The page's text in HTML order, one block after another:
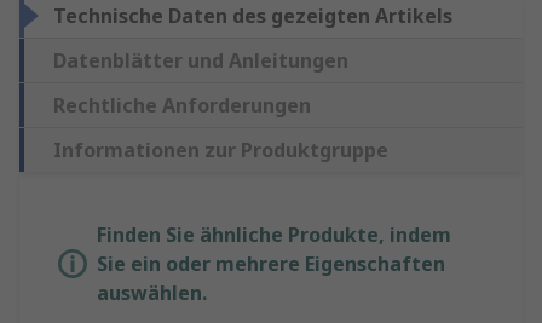
Technische Daten des gezeigten Artikels
Datenblätter und Anleitungen
Rechtliche Anforderungen
Informationen zur Produktgruppe
Finden Sie ähnliche Produkte, indem
Sie ein oder mehrere Eigenschaften
auswählen.